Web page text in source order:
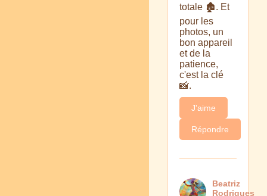
totale 🏚️. Et
pour les
photos, un
bon appareil
et de la
patience,
c'est la clé
📸.
J'aime
Répondre
Beatriz
Rodrigues